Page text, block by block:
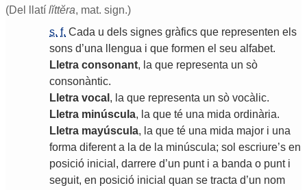
(Del llatí lĭttĕra, mat. sign.)
s. f. Cada u dels signes gràfics que representen els
sons d’una llengua i que formen el seu alfabet.
Lletra consonant, la que representa un sò
consonàntic.
Lletra vocal , la que representa un sò vocàlic.
Lletra minúscula, la que té una mida ordinària.
Lletra mayúscula, la que té una mida major i una
forma diferent a la de la minúscula; sol escriure’s en
posició inicial , darrere d’un punt i a banda o punt i
seguit, en posició inicial quan se tracta d’un nom